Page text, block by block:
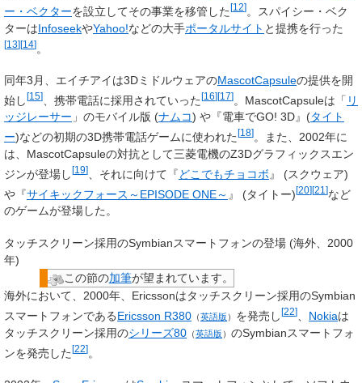
ー・ベクターを設立してその事業を移管した[12]。スパイシー・ベク
ターはInfoseekやYahoo!などの大手ポータルサイト と提携を行った
[13][14]。
同年3月、エイチアイは3DミドルウェアのMascotCapsuleの提供を開
始し[15] 、携帯電話に採用されていった[16][17]。MascotCapsuleは「 リ
ッジレーサー 」のモバイル版 (ナムコ) や『電車でGO! 3D』(タイト
ー)などの初期の3D携帯電話ゲームに使われた [18] 。また、2002年に
は、MascotCapsuleの対抗として三菱電機のZ3Dグラフィックスエン
ジンが登場し [19] 、それに向けて『どこでもチョコボ 』 (スクウェア)
や『サイキックフォース～EPISODE ONE～ 』 (タイトー)[20][21 ]など
のゲームが登場した。
タッチスクリーン採用のSymbianスマートフォンの登場 (海外、2000
年)
この節の加筆が望まれています。
海外において、2000年、Ericssonはタッチスクリーン採用のSymbian
スマートフォンであるEricsson R380 （英語版 ） を発売し [22] Nokiaは
タッチスクリーン採用のシリーズ80 （英語版 ） のSymbianスマートフォ
ンを発売した[22]。